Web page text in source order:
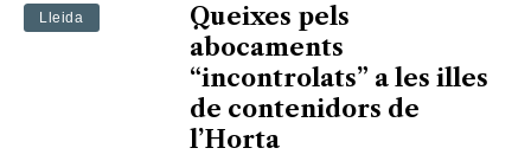
Lleida
Queixes pels
abocaments
“incontrolats” a les illes
de contenidors de
l’Horta